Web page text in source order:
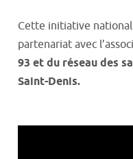
Cette initiative
partenariat avec
93 et du réseau des
Saint-Denis.